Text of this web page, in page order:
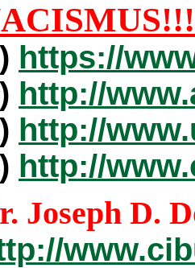
https://
http://
http://
http://
Joseph D.